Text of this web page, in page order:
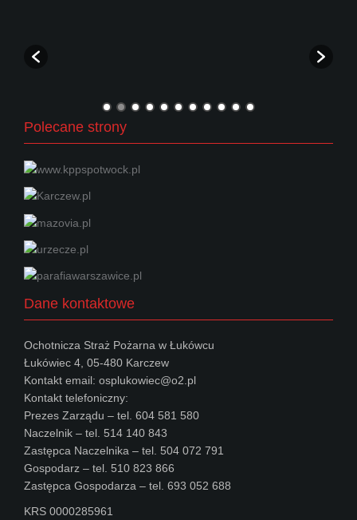
Polecane strony
Dane kontaktowe
Ochotnicza Straż Pożarna w Łukówcu
Łukówiec 4, 05-480 Karczew
Kontakt email: osplukowiec@o2.pl
Kontakt telefoniczny:
Prezes Zarządu – tel. 604 581 580
Naczelnik – tel. 514 140 843
Zastępca Naczelnika – tel. 504 072 791
Gospodarz – tel. 510 823 866
Zastępca Gospodarza – tel. 693 052 688
KRS 0000285961